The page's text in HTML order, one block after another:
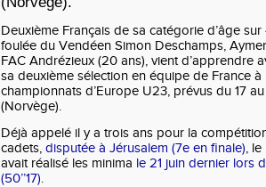
Deuxième Français de sa catégorie d’âge
foulée du Vendéen Simon Deschamps,
FAC Andrézieux (20 ans), vient d’apprendre
sa deuxième sélection en équipe de France à
championnats d’Europe U23, prévus du 17
(Norvège).
Déjà appelé il y a trois ans pour la
cadets, disputée à Jérusalem (7e en finale), le
avait réalisé les minima le 21 juin dernier lors
(50’’17).